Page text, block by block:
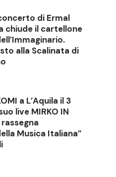
di Ermal
chiude il cartellone
alla Scalinata di
a L’Aquila il 3
live MIRKO IN
rassegna
Musica Italiana”